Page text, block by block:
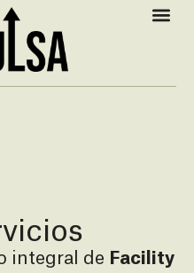
integral de Facility